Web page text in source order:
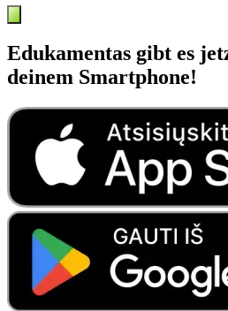
Edukamentas gibt es
deinem Smartphone!